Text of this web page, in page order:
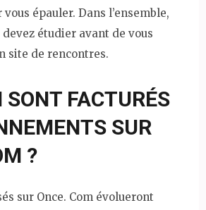
épauler. Dans l’ensemble,
devez étudier avant de vous
site de rencontres.
SONT FACTURÉS
SUR
?
sur Once. Com évolueront